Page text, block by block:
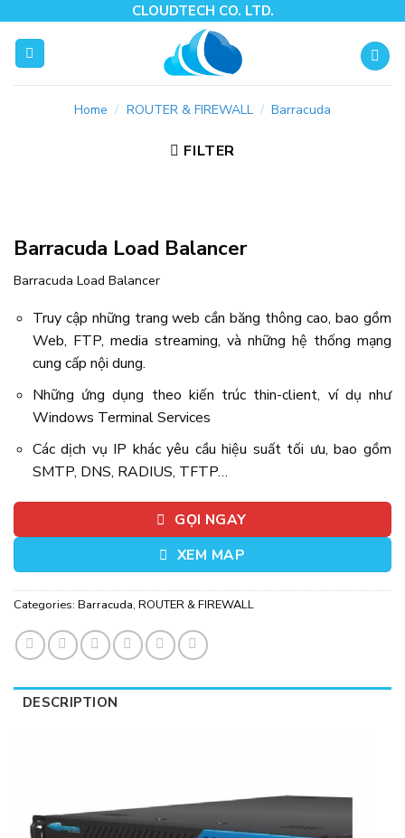
content
CLOUDTECH CO. LTD.
Home / ROUTER & FIREWALL / Barracuda
FILTER
Barracuda Load Balancer
Barracuda Load Balancer
Truy cập những trang web cần băng thông cao, bao gồm
Web, FTP, media streaming, và những hệ thống mạng
cung cấp nội dung.
Những ứng dụng theo kiến trúc thin-client, ví dụ như
Windows Terminal Services
Các dịch vụ IP khác yêu cầu hiệu suất tối ưu, bao gồm
SMTP, DNS, RADIUS, TFTP…
GỌI NGAY
XEM MAP
Categories: Barracuda, ROUTER & FIREWALL
DESCRIPTION